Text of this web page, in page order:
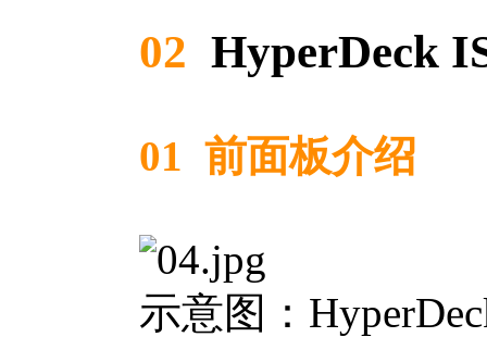
02 HyperDeck
01 前面板介绍
示意图：